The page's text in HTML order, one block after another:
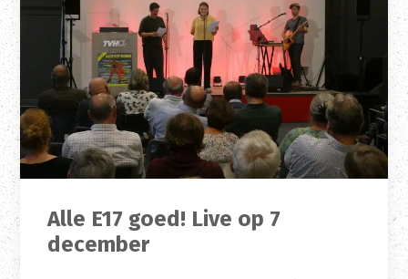
Alle E17 goed! Live op 7
december